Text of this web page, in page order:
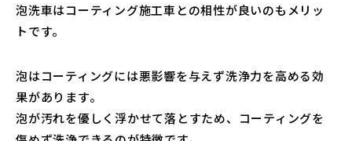
泡洗車はコーティング施工車との相性が良いのもメリッ
トです。
泡はコーティングには悪影響を与えず洗浄力を高める効
果があります。
泡が汚れを優しく浮かせて落とすため、コーティングを